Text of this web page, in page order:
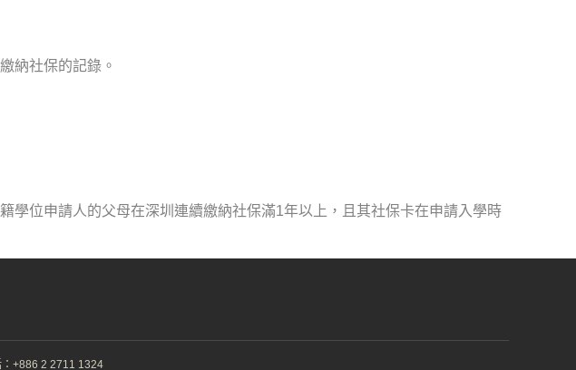
納社保的記錄。
學位申請人的父母在深圳連續繳納社保滿1年以上，且其社保卡在申請入學時
：+886 2 2711 1324